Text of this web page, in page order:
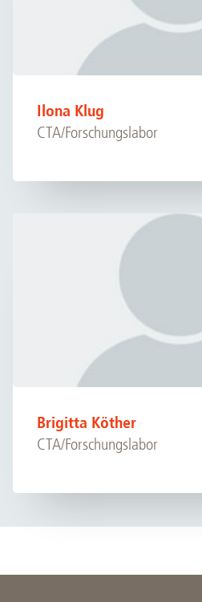
Ilona Klug
CTA/Forschungslabor
Brigitta Köther
CTA/Forschungslabor